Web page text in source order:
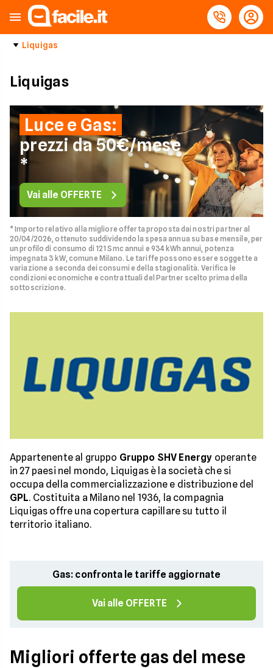
Liquigas
Liquigas
Luce e Gas:
prezzi da 50€/mese
*
Vai alle OFFERTE
* Importo relativo alla migliore offerta proposta dai nostri partner al
20/04/2026, ottenuto suddividendo la spesa annua su base mensile, per
un profilo di consumo di 121 Smc annui e 934 kWh annui, potenza
impegnata 3 kW, comune Milano. Le tariffe possono essere soggette a
variazione a seconda dei consumi e della stagionalità. Verifica le
condizioni economiche e contrattuali del Partner scelto prima della
sottoscrizione.
Appartenente al gruppo Gruppo SHV Energy operante
in 27 paesi nel mondo, Liquigas è la società che si
occupa della commercializzazione e distribuzione del
GPL. Costituita a Milano nel 1936, la compagnia
Liquigas offre una copertura capillare su tutto il
territorio italiano.
Gas: confronta le tariffe aggiornate
Vai alle OFFERTE
Migliori offerte gas del mese